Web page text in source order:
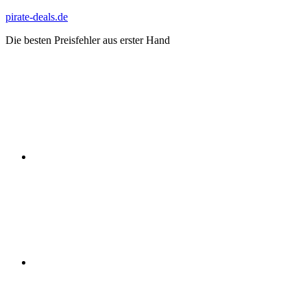
Zum
springen
pirate-deals.de
Die besten Preisfehler aus erster Hand